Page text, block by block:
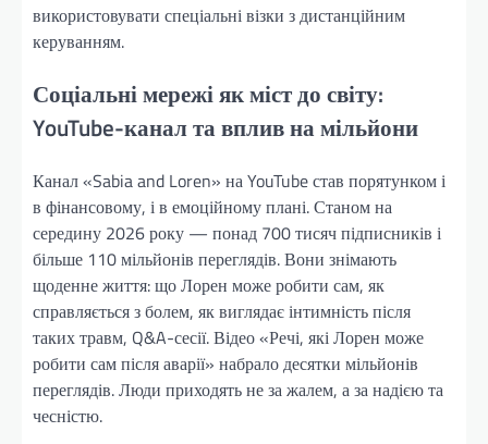
використовувати спеціальні візки з дистанційним
керуванням.
Соціальні мережі як міст до світу:
YouTube-канал та вплив на мільйони
Канал «Sabia and Loren» на YouTube став порятунком і
в фінансовому, і в емоційному плані. Станом на
середину 2026 року — понад 700 тисяч підписників і
більше 110 мільйонів переглядів. Вони знімають
щоденне життя: що Лорен може робити сам, як
справляється з болем, як виглядає інтимність після
таких травм, Q&A-сесії. Відео «Речі, які Лорен може
робити сам після аварії» набрало десятки мільйонів
переглядів. Люди приходять не за жалем, а за надією та
чесністю.